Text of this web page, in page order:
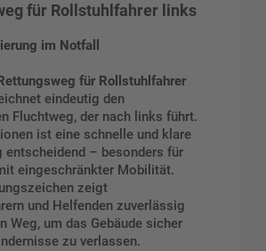
für Rollstuhlfahrer links
im Notfall
Rettungsweg für Rollstuhlfahrer
eindeutig den
Fluchtweg, der nach links führt.
ist eine schnelle und klare
entscheidend – besonders für
eingeschränkter Mobilität.
zeigt
und Helfenden zuverlässig
Weg, um das Gebäude sicher
zu verlassen.